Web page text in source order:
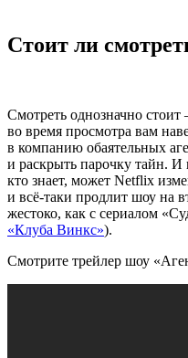
Стоит ли
Смотреть однозначно
во время просмотра вам
в компанию обаятельных
и раскрыть парочку тайн.
кто знает, может Netflix
и всё-таки продлит шоу на
жестоко, как с сериалом
«Клуба Винкс»).
Смотрите трейлер шоу